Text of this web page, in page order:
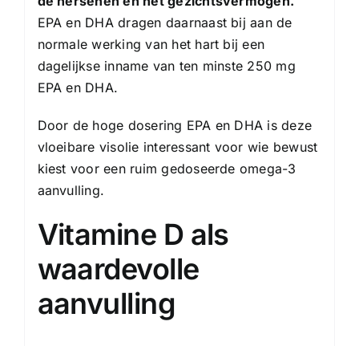
EPA en DHA dragen daarnaast bij aan de
normale werking van het hart bij een
dagelijkse inname van ten minste 250 mg
EPA en DHA.
Door de hoge dosering EPA en DHA is deze
vloeibare visolie interessant voor wie bewust
kiest voor een ruim gedoseerde omega-3
aanvulling.
Vitamine D als
waardevolle
aanvulling